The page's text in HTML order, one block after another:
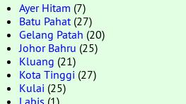
Ayer Hitam (7)
Batu Pahat(27)
Gelang Patah (20)
Johor Bahru (25)
Kluang (21)
Kota Tinggi (27)
Kulai (25)
Labis (1)